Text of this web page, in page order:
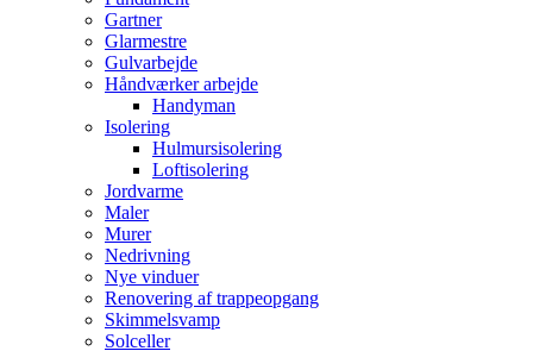
Gartner
Glarmestre
Gulvarbejde
Håndværker arbejde
Handyman
Isolering
Hulmursisolering
Loftisolering
Jordvarme
Maler
Murer
Nedrivning
Nye vinduer
Renovering af trappeopgang
Skimmelsvamp
Solceller